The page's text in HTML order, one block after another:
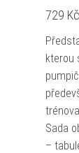
729 Kč
kterou
Sada
–